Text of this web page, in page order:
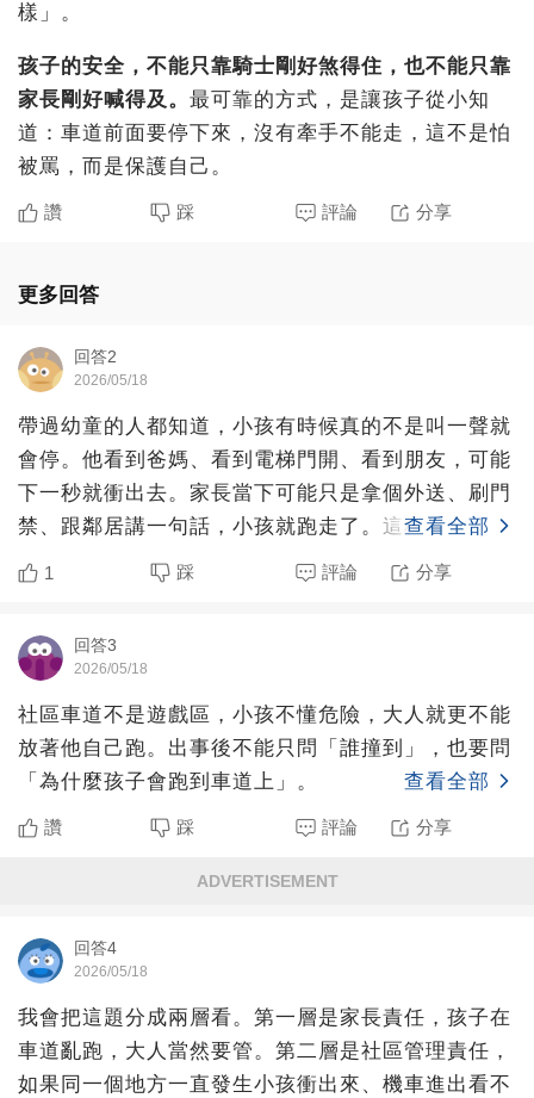
樣」。
孩子的安全，不能只靠騎士剛好煞得住，也不能只靠
家長剛好喊得及。 最可靠的方式，是讓孩子從小知
道：車道前面要停下來，沒有牽手不能走，這不是怕
被罵，而是保護自己。
讚 踩 評論 分享
更多回答
回答2
2026/05/18
帶過幼童的人都知道，小孩有時候真的不是叫一聲就
會停。他看到爸媽、看到電梯門開、看到朋友，可能
下一秒就衝出去。家長當下可能只是拿個外送、刷門
禁、跟鄰居講一句話，小孩就跑走了。這種瞬間不一
定代表家長完全不
查看全部
1 踩 評論 分享
回答3
2026/05/18
社區車道不是遊戲區，小孩不懂危險，大人就更不能
放著他自己跑。出事後不能只問「誰撞到」，也要問
「為什麼孩子會跑到車道上」。
查看全部
讚 踩 評論 分享
ADVERTISEMENT
回答4
2026/05/18
我會把這題分成兩層看。第一層是家長責任，孩子在
車道亂跑，大人當然要管。第二層是社區管理責任，
如果同一個地方一直發生小孩衝出來、機車進出看不